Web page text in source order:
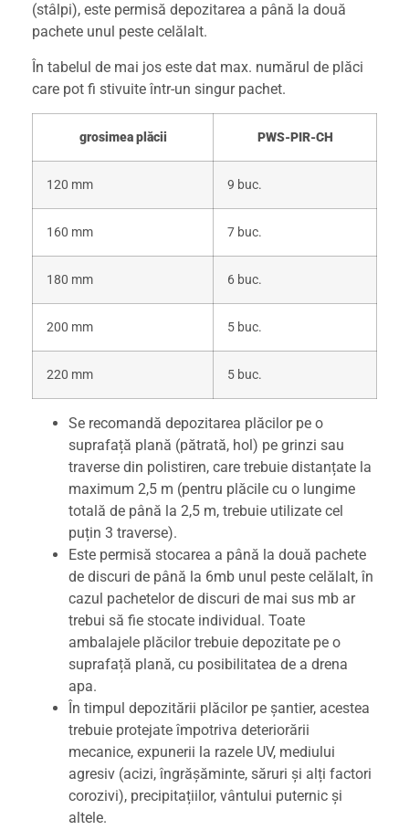
(stâlpi), este permisă depozitarea a până la două
pachete unul peste celălalt.
În tabelul de mai jos este dat max. numărul de plăci
care pot fi stivuite într-un singur pachet.
grosimea plăcii PWS-PIR-CH
120 mm 9 buc.
160 mm 7 buc.
180 mm 6 buc.
200 mm 5 buc.
220 mm 5 buc.
Se recomandă depozitarea plăcilor pe o
suprafață plană (pătrată, hol) pe grinzi sau
traverse din polistiren, care trebuie distanțate la
maximum 2,5 m (pentru plăcile cu o lungime
totală de până la 2,5 m, trebuie utilizate cel
puțin 3 traverse).
Este permisă stocarea a până la două pachete
de discuri de până la 6mb unul peste celălalt, în
cazul pachetelor de discuri de mai sus mb ar
trebui să fie stocate individual. Toate
ambalajele plăcilor trebuie depozitate pe o
suprafață plană, cu posibilitatea de a drena
apa.
În timpul depozitării plăcilor pe șantier, acestea
trebuie protejate împotriva deteriorării
mecanice, expunerii la razele UV, mediului
agresiv (acizi, îngrășăminte, săruri și alți factori
corozivi), precipitațiilor, vântului puternic și
altele.